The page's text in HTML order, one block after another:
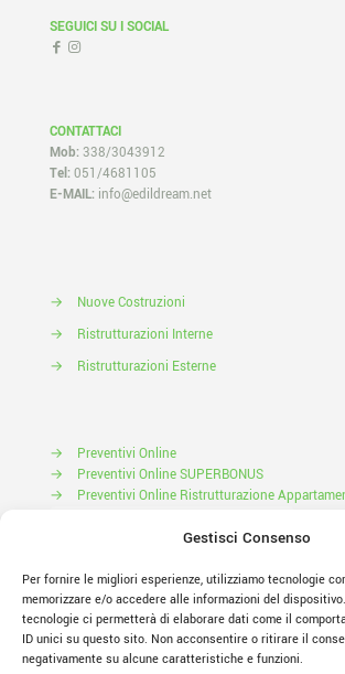
Gestisci Consenso
Per fornire le migliori esperienze, utilizziamo tecnologie
memorizzare e/o accedere alle informazioni del
tecnologie ci permetterà di elaborare dati come il
ID unici su questo sito. Non acconsentire o ritirare il
negativamente su alcune caratteristiche e funzioni.
SEGUICI SU I SOCIAL
CONTATTACI
Mob: 338/3043912
Tel: 051/4681105
E-MAIL: info@edildream.net
→
Nuove Costruzioni
→
Ristrutturazioni Interne
→
Ristrutturazioni Esterne
→
Preventivi Online
→
Preventivi Online SUPERBONUS
→
Preventivi Online Ristrutturazione
Prenota il tuo Sopralluogo